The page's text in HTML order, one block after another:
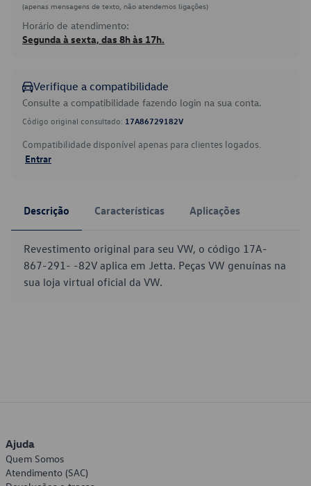
(apenas mensagens de texto, não atendemos ligações)
Horário de atendimento:
Segunda à sexta, das 8h às 17h.
Verifique a compatibilidade
Consulte a compatibilidade fazendo login na sua conta.
Código original consultado: 17A86729182V
Compatibilidade disponível apenas para clientes logados.
Entrar
Descrição Características Aplicações
Revestimento original para seu VW, o código 17A-
867-291- -82V aplica em Jetta. Peças VW genuínas na
sua loja virtual oficial da VW.
Ajuda
Quem Somos
Atendimento (SAC)